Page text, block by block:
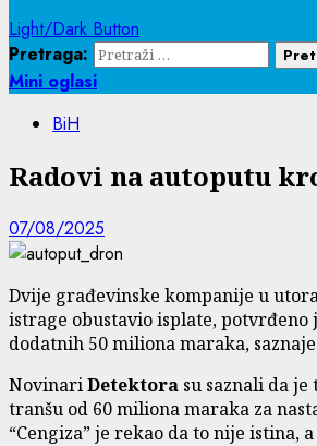
Light/Dark Button
Pretraga:
Mini oglasi
BiH
Radovi na autoputu
07/08/2025
Dvije građevinske kompanije u
istrage obustavio isplate, potvrđeno
dodatnih 50 miliona maraka, saznaje
NovinariDetektora su saznali da
tranšu od 60 miliona maraka za
“Cengiza” je rekao da to nije